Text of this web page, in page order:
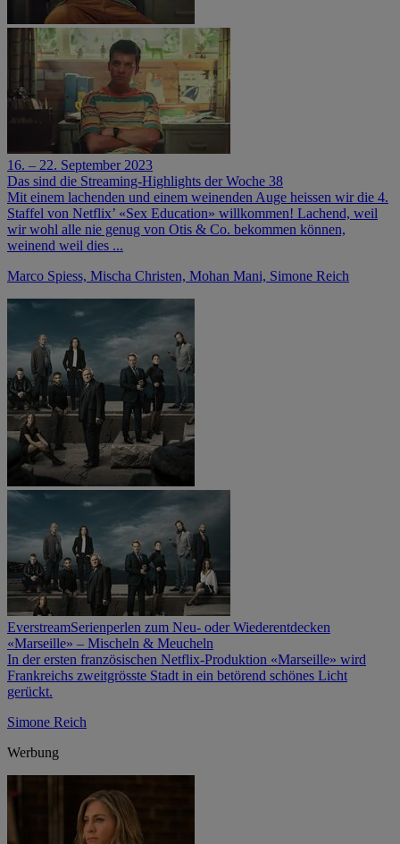
16. – 22. September 2023
Das sind die Streaming-Highlights der Woche 38
Mit einem lachenden und einem weinenden Auge heissen wir die 4.
Staffel von Netflix’ «Sex Education» willkommen! Lachend, weil
wir wohl alle nie genug von Otis & Co. bekommen können,
weinend weil dies ...
Marco Spiess, Mischa Christen, Mohan Mani, Simone Reich
EverstreamSerienperlen zum Neu- oder Wiederentdecken
«Marseille» – Mischeln & Meucheln
In der ersten französischen Netflix-Produktion «Marseille» wird
Frankreichs zweitgrösste Stadt in ein betörend schönes Licht
gerückt.
Simone Reich
Werbung